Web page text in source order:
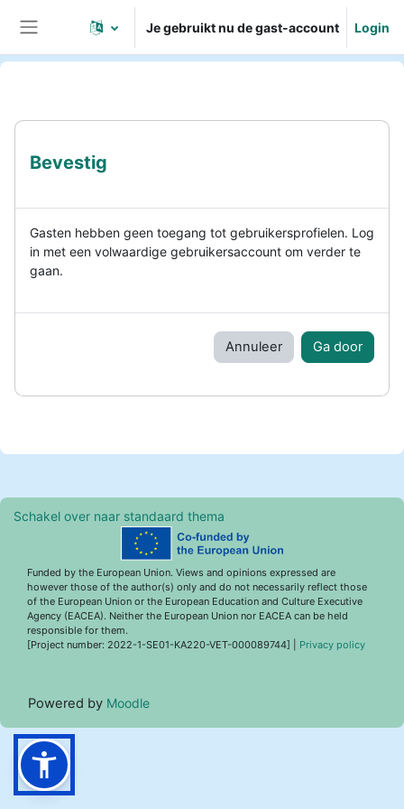
Je gebruikt nu de gast-account Login
Bevestig
Gasten hebben geen toegang tot gebruikersprofielen. Log
in met een volwaardige gebruikersaccount om verder te
gaan.
Annuleer Ga door
Schakel over naar standaard thema
Funded by the European Union. Views and opinions expressed are
however those of the author(s) only and do not necessarily reflect those
of the European Union or the European Education and Culture Executive
Agency (EACEA). Neither the European Union nor EACEA can be held
responsible for them.
[Project number: 2022-1-SE01-KA220-VET-000089744] | Privacy policy
Powered by Moodle